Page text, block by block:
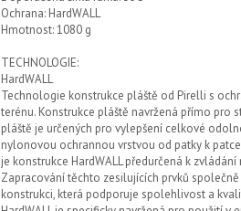
Ochrana: HardWALL
Hmotnost: 1080 g
TECHNOLOGIE:
HardWALL
Technologie konstrukce pláště od Pirelli s
terénu. Konstrukce pláště navržená přímo pro
pláště je určených pro vylepšení celkové
nylonovou ochrannou vrstvou od patky k
je konstrukce HardWALL předurčená k
Zapracování těchto zesilujících prvků
konstrukci, která podporuje spolehlivost a